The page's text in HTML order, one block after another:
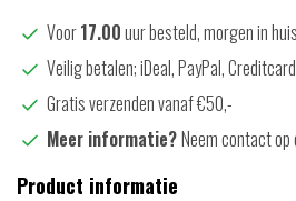
Voor17.00uur besteld, morgen in huis
Veilig betalen; iDeal, PayPal,
Gratis verzenden vanaf €50,-
Meer informatie?Neem contact
Product informatie